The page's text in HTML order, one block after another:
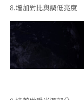
8.增加對比與調低亮度